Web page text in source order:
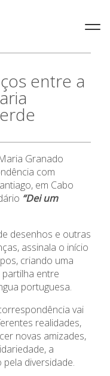
entre a
Granado
com
em Cabo
“Dei um
desenhos e outras
assinala o início
criando uma
entre
portuguesa.
vai
realidades,
novas amizades,
a
diversidade.